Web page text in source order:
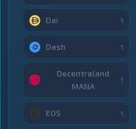
Dai 1
Dash 1
Decentraland
MANA
1
EOS 1